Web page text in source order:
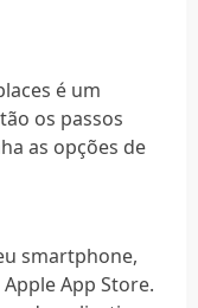
é um
os passos
as opções de
smartphone,
App Store.